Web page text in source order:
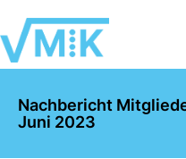
Nachbericht
Juni 2023